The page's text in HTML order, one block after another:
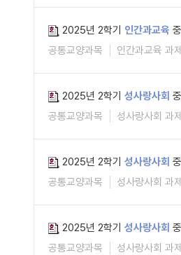
2025년 2학기 인간과교육
공통교양과목
인간과교육 과
2025년 2학기 성사랑사회
공통교양과목
성사랑사회 과
2025년 2학기 성사랑사회
공통교양과목
성사랑사회 과
2025년 2학기 성사랑사회
공통교양과목
성사랑사회 과